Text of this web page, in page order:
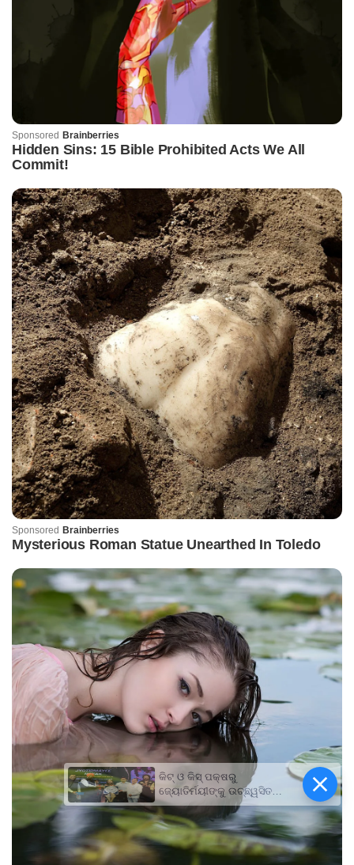
କିଟ୍‍ ଓ କିସ୍‍ ପକ୍ଷରୁ
ଜ୍ୟୋତିର୍ମୟୀଙ୍କୁ ଉଚ୍ଛ୍ୱସିତ
ସମ୍ବର୍ଦ୍ଧନା; ୫ଲକ୍ଷ ଟଙ୍କାର
ପ୍ରୋତ୍ସାହନ ରାଶି ପ୍ରଦାନ